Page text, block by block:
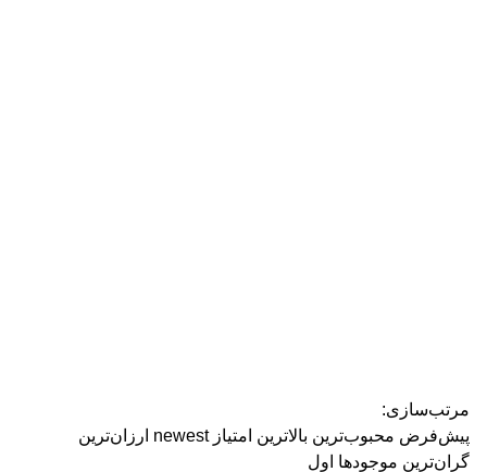
مرتب‌سازی:
پیش‌فرض محبوب‌ترین بالاترین امتیاز newest ارزان‌ترین
گران‌ترین موجودها اول